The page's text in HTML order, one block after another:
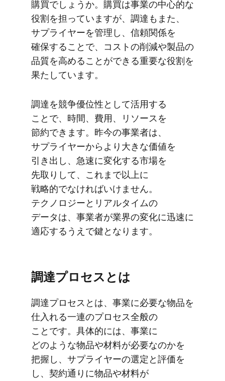
購買でしょうか。​購買は​事業の​中心的な​
役割を​担っていますが、​調達も​また、​
サプライヤーを​管理し、​信頼関係を​
確保する​ことで、​コストの​削減や​製品の​
品質を​高める​ことができる​重要な​役割を​
果たしています。
調達を​競争​優位性と​して​活用する​
ことで、​時間、​費用、​リソースを​
節約できます。​昨今の​事業者は、​
サプライヤーから​より​大きな​価値を​
引き出し、​急速に​変化する​市場を​
先取りして、​これまで​以上に​
戦略的でなければいけません。​
テクノロジーと​リアルタイムの​
データは、​事業者が​業界の​変化に​迅速に​
適応するうえで​鍵と​なります。
調達プロセスとは
調達プロセスとは、​事業に​必要な​物品を​
仕入れる​一連の​プロセス全般の​
ことです。​具体的には、​事業に​
どのような​物品や​材料が​必要なのかを​
把握し、​サプライヤーの​選定と​評価を​
し、​契約通りに​物品や​材料が​